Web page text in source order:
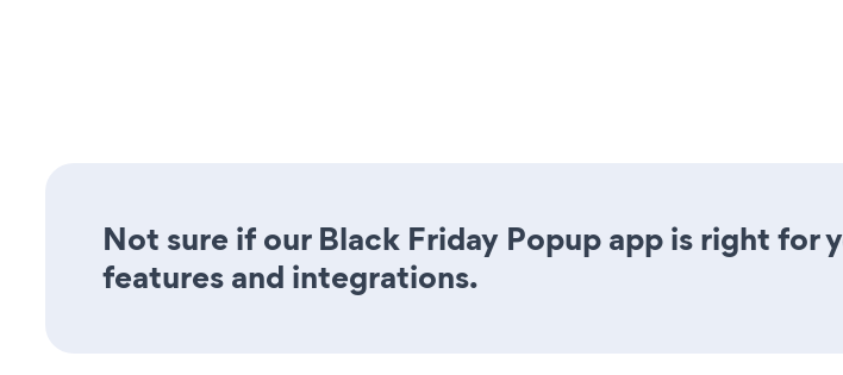
Not sure if our Black Friday Popup app is right for
features and integrations.